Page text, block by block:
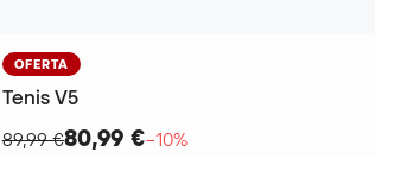
OFERTA
Tenis V5
89,99 €80,99 €−10%